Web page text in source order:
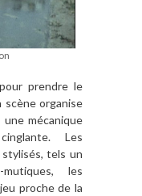
prendre le
scène organise
mécanique
Les
tels un
les
proche de la